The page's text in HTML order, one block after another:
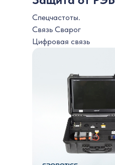
Спецчастоты.
Связь Сварог
Цифровая связь